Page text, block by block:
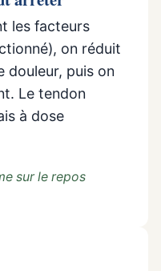
les facteurs
on réduit
douleur, puis on
Le tendon
à dose
sur le repos